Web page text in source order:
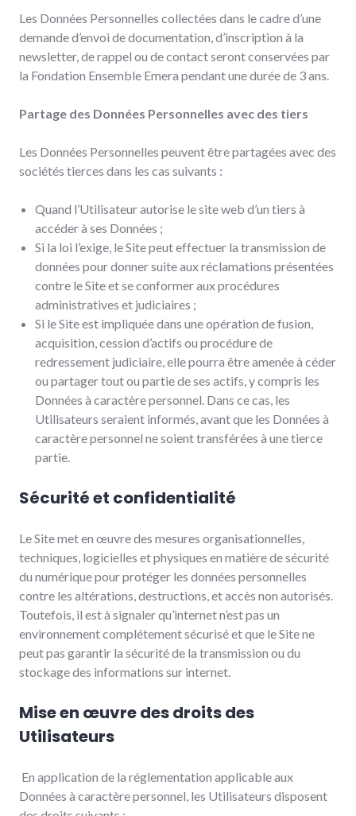
Les Données Personnelles collectées dans le cadre d’une
demande d’envoi de documentation, d’inscription à la
newsletter, de rappel ou de contact seront conservées par
la Fondation Ensemble Emera pendant une durée de 3 ans.
Partage des Données Personnelles avec des tiers
Les Données Personnelles peuvent être partagées avec des
sociétés tierces dans les cas suivants :
Quand l’Utilisateur autorise le site web d’un tiers à
accéder à ses Données ;
Si la loi l’exige, le Site peut effectuer la transmission de
données pour donner suite aux réclamations présentées
contre le Site et se conformer aux procédures
administratives et judiciaires ;
Si le Site est impliquée dans une opération de fusion,
acquisition, cession d’actifs ou procédure de
redressement judiciaire, elle pourra être amenée à céder
ou partager tout ou partie de ses actifs, y compris les
Données à caractère personnel. Dans ce cas, les
Utilisateurs seraient informés, avant que les Données à
caractère personnel ne soient transférées à une tierce
partie.
Sécurité et confidentialité
Le Site met en œuvre des mesures organisationnelles,
techniques, logicielles et physiques en matière de sécurité
du numérique pour protéger les données personnelles
contre les altérations, destructions, et accès non autorisés.
Toutefois, il est à signaler qu’internet n’est pas un
environnement complétement sécurisé et que le Site ne
peut pas garantir la sécurité de la transmission ou du
stockage des informations sur internet.
Mise en œuvre des droits des
Utilisateurs
En application de la réglementation applicable aux
Données à caractère personnel, les Utilisateurs disposent